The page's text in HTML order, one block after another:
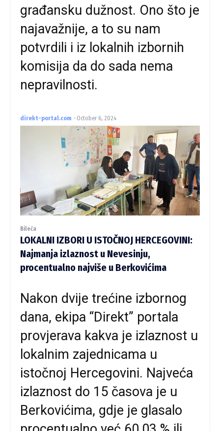
građansku dužnost. Ono što je
najavažnije, a to su nam
potvrdili i iz lokalnih izbornih
komisija da do sada nema
nepravilnosti.
direkt-portal.com - October 6, 2024
Bileća
LOKALNI IZBORI U ISTOČNOJ HERCEGOVINI:
Najmanja izlaznost u Nevesinju,
procentualno najviše u Berkovićima
Nakon dvije trećine izbornog
dana, ekipa “Direkt” portala
provjerava kakva je izlaznost u
lokalnim zajednicama u
istočnoj Hercegovini. Najveća
izlaznost do 15 časova je u
Berkovićima, gdje je glasalo